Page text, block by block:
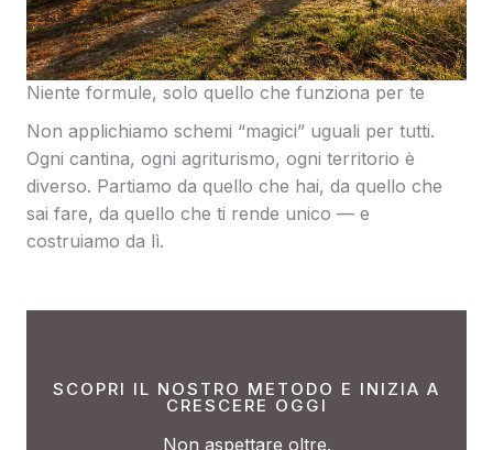
Niente formule, solo quello che funziona per te
Non applichiamo schemi “magici” uguali per tutti.
Ogni cantina, ogni agriturismo, ogni territorio è
diverso. Partiamo da quello che hai, da quello che
sai fare, da quello che ti rende unico — e
costruiamo da lì.
SCOPRI IL NOSTRO METODO E INIZIA A
CRESCERE OGGI
Non aspettare oltre.